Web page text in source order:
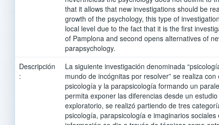
that it allows that new investigations should be
growth of the psychology, this type of
local level due to the fact that it is the first
of Pamplona and second opens alternatives of
parapsychology.
Descripción
:
La siguiente investigación denominada
mundo de incógnitas por resolver” se realiza
psicología y la parapsicología formando un
permita exponer las diferencias desde un
exploratorio, se realizó partiendo de tres
psicología, parapsicología e imaginarios